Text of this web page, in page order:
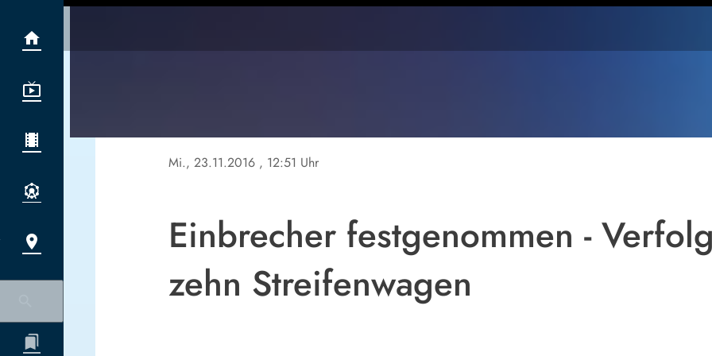
Mi., 23.11.2016 , 12:51 Uhr
Einbrecher festgenommen -
zehn Streifenwagen